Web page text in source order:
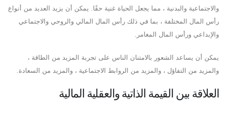
والاجتماعية والبدنية ، مما يجعل الحياة غنية حقًا. يمكن أن يزيد العديد من أنواع
رأس المال المختلفة ، بما في ذلك رأس المال المالي والروحي والاجتماعي
والإبداعي ورأس المال المغامر.
يمكن أن يساعد الشعور بالامتنان الناس على تجربة المزيد من الطاقة ،
والمزيد من التفاؤل ، والمزيد من الروابط الاجتماعية ، والمزيد من السعادة.
العلاقة بين القيمة الذاتية والعقلية المالية